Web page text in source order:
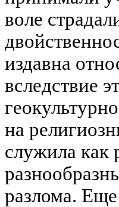
воле
издавна
вследствие
на
служила как
разлома.